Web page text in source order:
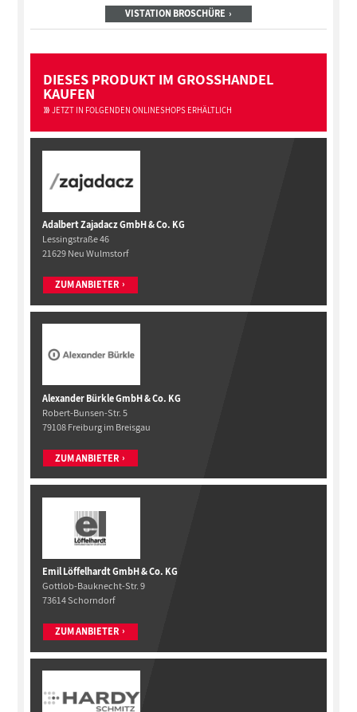
VISTATION BROSCHÜRE
DIESES PRODUKT IM GROSSHANDEL
KAUFEN
JETZT IN FOLGENDEN ONLINESHOPS ERHÄLTLICH
Adalbert Zajadacz GmbH & Co. KG
Lessingstraße 46
21629 Neu Wulmstorf
ZUM ANBIETER
Alexander Bürkle GmbH & Co. KG
Robert-Bunsen-Str. 5
79108 Freiburg im Breisgau
ZUM ANBIETER
Emil Löffelhardt GmbH & Co. KG
Gottlob-Bauknecht-Str. 9
73614 Schorndorf
ZUM ANBIETER